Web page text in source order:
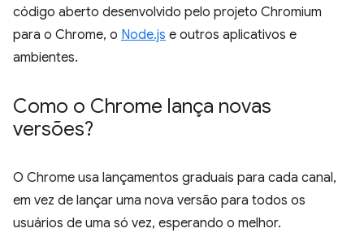
código aberto desenvolvido pelo projeto Chromium
para o Chrome, o Node.js e outros aplicativos e
ambientes.
Como o Chrome lança novas
versões?
O Chrome usa lançamentos graduais para cada canal,
em vez de lançar uma nova versão para todos os
usuários de uma só vez, esperando o melhor.